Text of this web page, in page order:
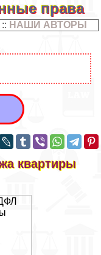
права
:: НАШИ АВТОРЫ
квартиры